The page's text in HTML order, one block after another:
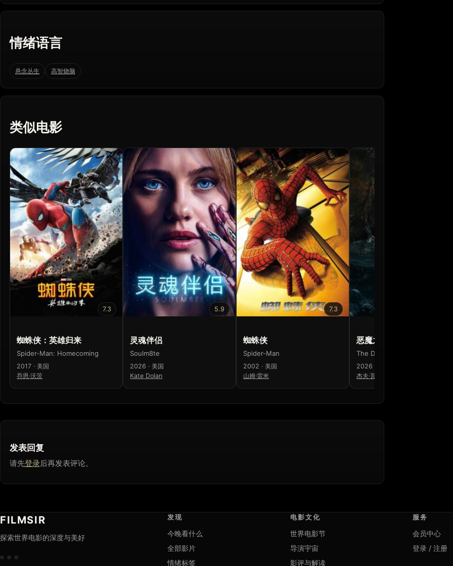
情绪语言
悬念丛生 高智烧脑
类似电影
7.3
蜘蛛侠：英雄归来
Spider-Man: Homecoming
2017 · 美国
乔恩·沃茨
5.9
灵魂伴侣
Soulm8te
2026 · 美国
Kate Dolan
7.3
蜘蛛侠
Spider-Man
2002 · 美国
山姆·雷米
恶魔之口
The Devil's Mouth
2026 · 美国
杰夫·瓦德洛
发表回复
请先登录后再发表评论。
FILMSIR
探索世界电影的深度与美好
发现
今晚看什么
全部影片
情绪标签
电影文化
世界电影节
导演宇宙
影评与解读
服务
会员中心
登录 / 注册